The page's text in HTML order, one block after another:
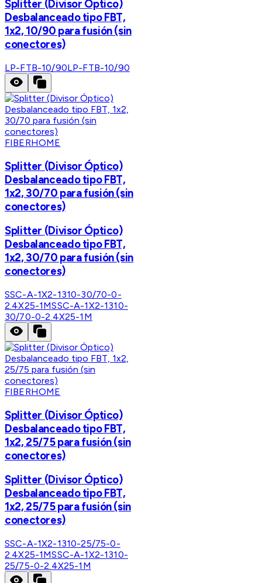
Splitter (Divisor Óptico)
Desbalanceado tipo FBT,
1x2, 10/90 para fusión (sin
conectores)
LP-FTB-10/90LP-FTB-10/90
FIBERHOME
Splitter (Divisor Óptico)
Desbalanceado tipo FBT,
1x2, 30/70 para fusión (sin
conectores)
Splitter (Divisor Óptico)
Desbalanceado tipo FBT,
1x2, 30/70 para fusión (sin
conectores)
SSC-A-1X2-1310-30/70-0-
2.4X25-1MSSC-A-1X2-1310-
30/70-0-2.4X25-1M
FIBERHOME
Splitter (Divisor Óptico)
Desbalanceado tipo FBT,
1x2, 25/75 para fusión (sin
conectores)
Splitter (Divisor Óptico)
Desbalanceado tipo FBT,
1x2, 25/75 para fusión (sin
conectores)
SSC-A-1X2-1310-25/75-0-
2.4X25-1MSSC-A-1X2-1310-
25/75-0-2.4X25-1M